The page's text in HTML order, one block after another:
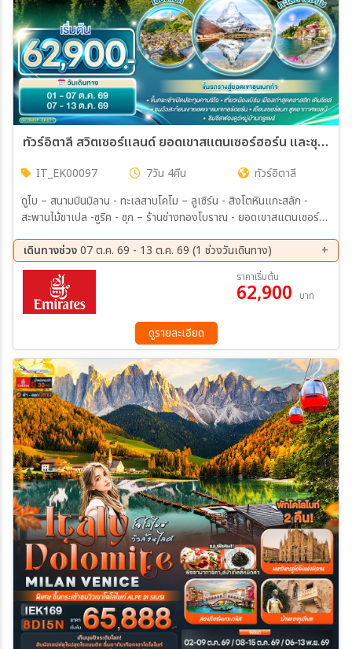
ทัวร์อิตาลี สวิตเซอร์แลนด์ ยอดเขาสแตนเซอร์ฮอร์น และซุนเนกก้า 7วัน 4คืน (EK)
IT_EK00097 7วัน 4คืน
ทัวร์อิตาลี
ดูไบ – สนามบินมิลาน - ทะเลสาบโคโม – ลูเซิร์น - สิงโตหินแกะสลัก -
สะพานไม้ขาเปล -ซูริค - ซุก – ร้านช่างทองโบราณ - ยอดเขาสแตนเซอร์ฮ
ดาราศาสตร์ – หมู่บ้านกรูแยร์ - มองเทอรซ์ – ถ่ายรูปปราสาทชิลยอง -
ซียง - เซอร์แมท - ขึ้นรถรางสู่ยอดเขาซุนเนกก้า - ตูริน - มหาวิหารตูริน -
จัตุรัส คาสเตลโล – สนามฟุตบอลยูเวนตุส Servavalle OUTLET – มิ
ลาน – มหาวิหารมิลาน - สนามบินมิลาน
เดินทางช่วง07 ต.ค. 69 - 13 ต.ค. 69 (1 ช่วงวันเดินทาง)
07 ต.ค. 69 - 13 ต.ค. 69 ราคาเริ่มต้น
62,900 บาท
ดูรายละเอียด